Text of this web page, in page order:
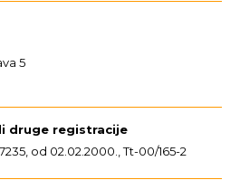
5
druge registracije
od 02.02.2000., Tt-00/165-2